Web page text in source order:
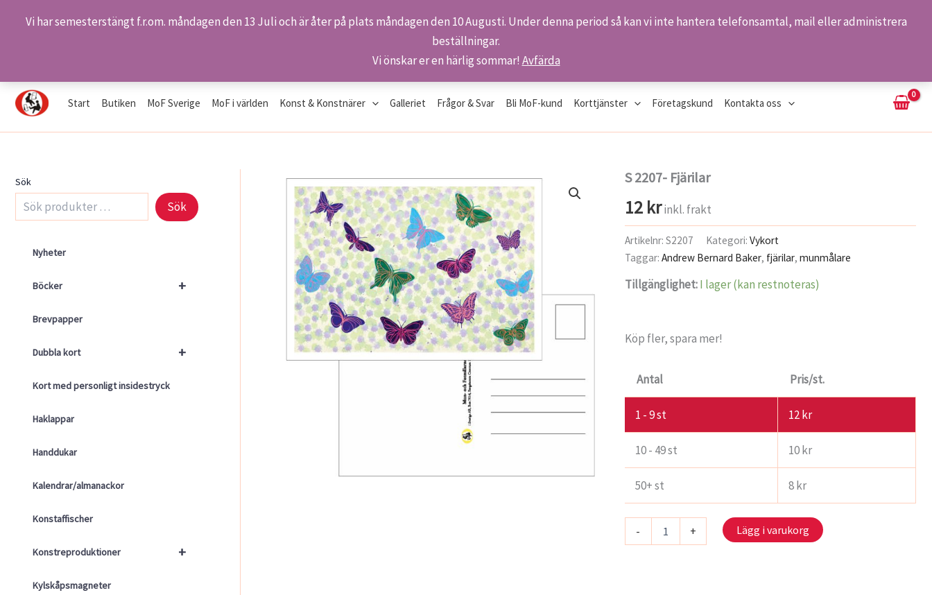
Vi har semesterstängt f.r.om. måndagen den 13 Juli och är åter på plats måndagen den 10 Augusti. Under denna period så kan vi inte hantera telefonsamtal, mail eller administrera
beställningar.
Vi önskar er en härlig sommar! Avfärda
innehåll
Start Butiken MoF Sverige MoF i världen Konst & Konstnärer Galleriet Frågor & Svar Bli MoF-kund Korttjänster Företagskund Kontakta oss
Sök
Sök
Nyheter
+
Böcker
Brevpapper
+
Dubbla kort
Kort med personligt insidestryck
Haklappar
Handdukar
Kalendrar/almanackor
Konstaffischer
+
Konstreproduktioner
Kylskåpsmagneter
S 2207- Fjärilar
12 kr inkl. frakt
Artikelnr: S2207 Kategori: Vykort
Taggar: Andrew Bernard Baker, fjärilar, munmålare
Tillgänglighet: I lager (kan restnoteras)
Köp fler, spara mer!
Antal Pris/st.
1 - 9st 12kr
10 - 49 st 10kr
50+ st 8kr
-
2207-
+ Lägg i varukorg